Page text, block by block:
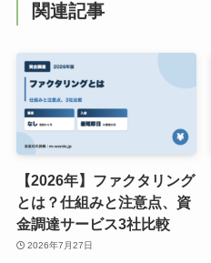
関連記事
【2026年】ファクタリング
とは？仕組みと注意点、資
金調達サービス3社比較
2026年7月27日